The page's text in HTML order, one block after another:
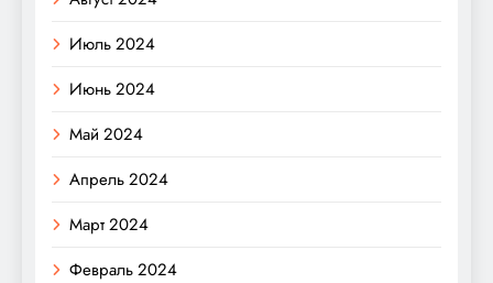
Июль 2024
Июнь 2024
Май 2024
Апрель 2024
Март 2024
Февраль 2024